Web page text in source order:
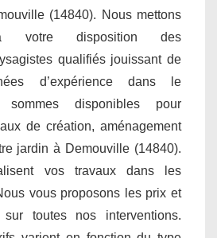
(14840). Nous mettons
à votre disposition des
qualifiés jouissant de
d’expérience dans le
sommes disponibles pour
de création, aménagement
jardin à Demouville (14840).
vos travaux dans les
vous proposons les prix et
toutes nos interventions.